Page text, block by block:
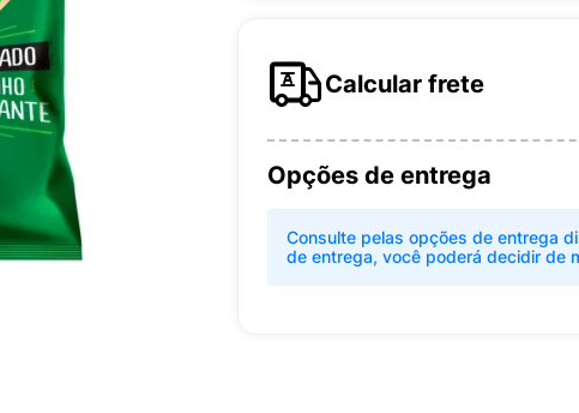
Calcular frete
Opções de entrega
Consulte pelas opções de entrega
de entrega, você poderá decidir de